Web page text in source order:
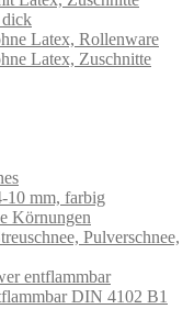
dick
Latex, Rollenware
Latex, Zuschnitte
10 mm, farbig
Körnungen
Pulverschnee,
entflammbar
DIN 4102 B1